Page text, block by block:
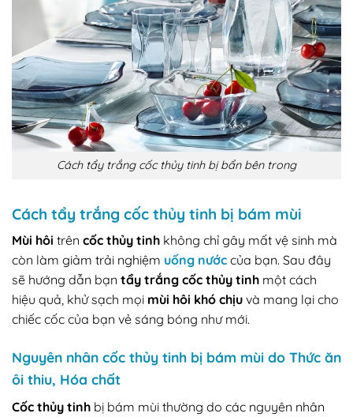
Cách tẩy trắng cốc thủy tinh bị bẩn bên trong
Cách tẩy trắng cốc thủy tinh bị bám mùi
Mùi hôi trên cốc thủy tinh không chỉ gây mất vệ sinh mà
còn làm giảm trải nghiệm uống nước của bạn. Sau đây
sẽ hướng dẫn bạn tẩy trắng cốc thủy tinh một cách
hiệu quả, khử sạch mọi mùi hôi khó chịu và mang lại cho
chiếc cốc của bạn vẻ sáng bóng như mới.
Nguyên nhân cốc thủy tinh bị bám mùi do Thức ăn
ôi thiu, Hóa chất
Cốc thủy tinh bị bám mùi thường do các nguyên nhân